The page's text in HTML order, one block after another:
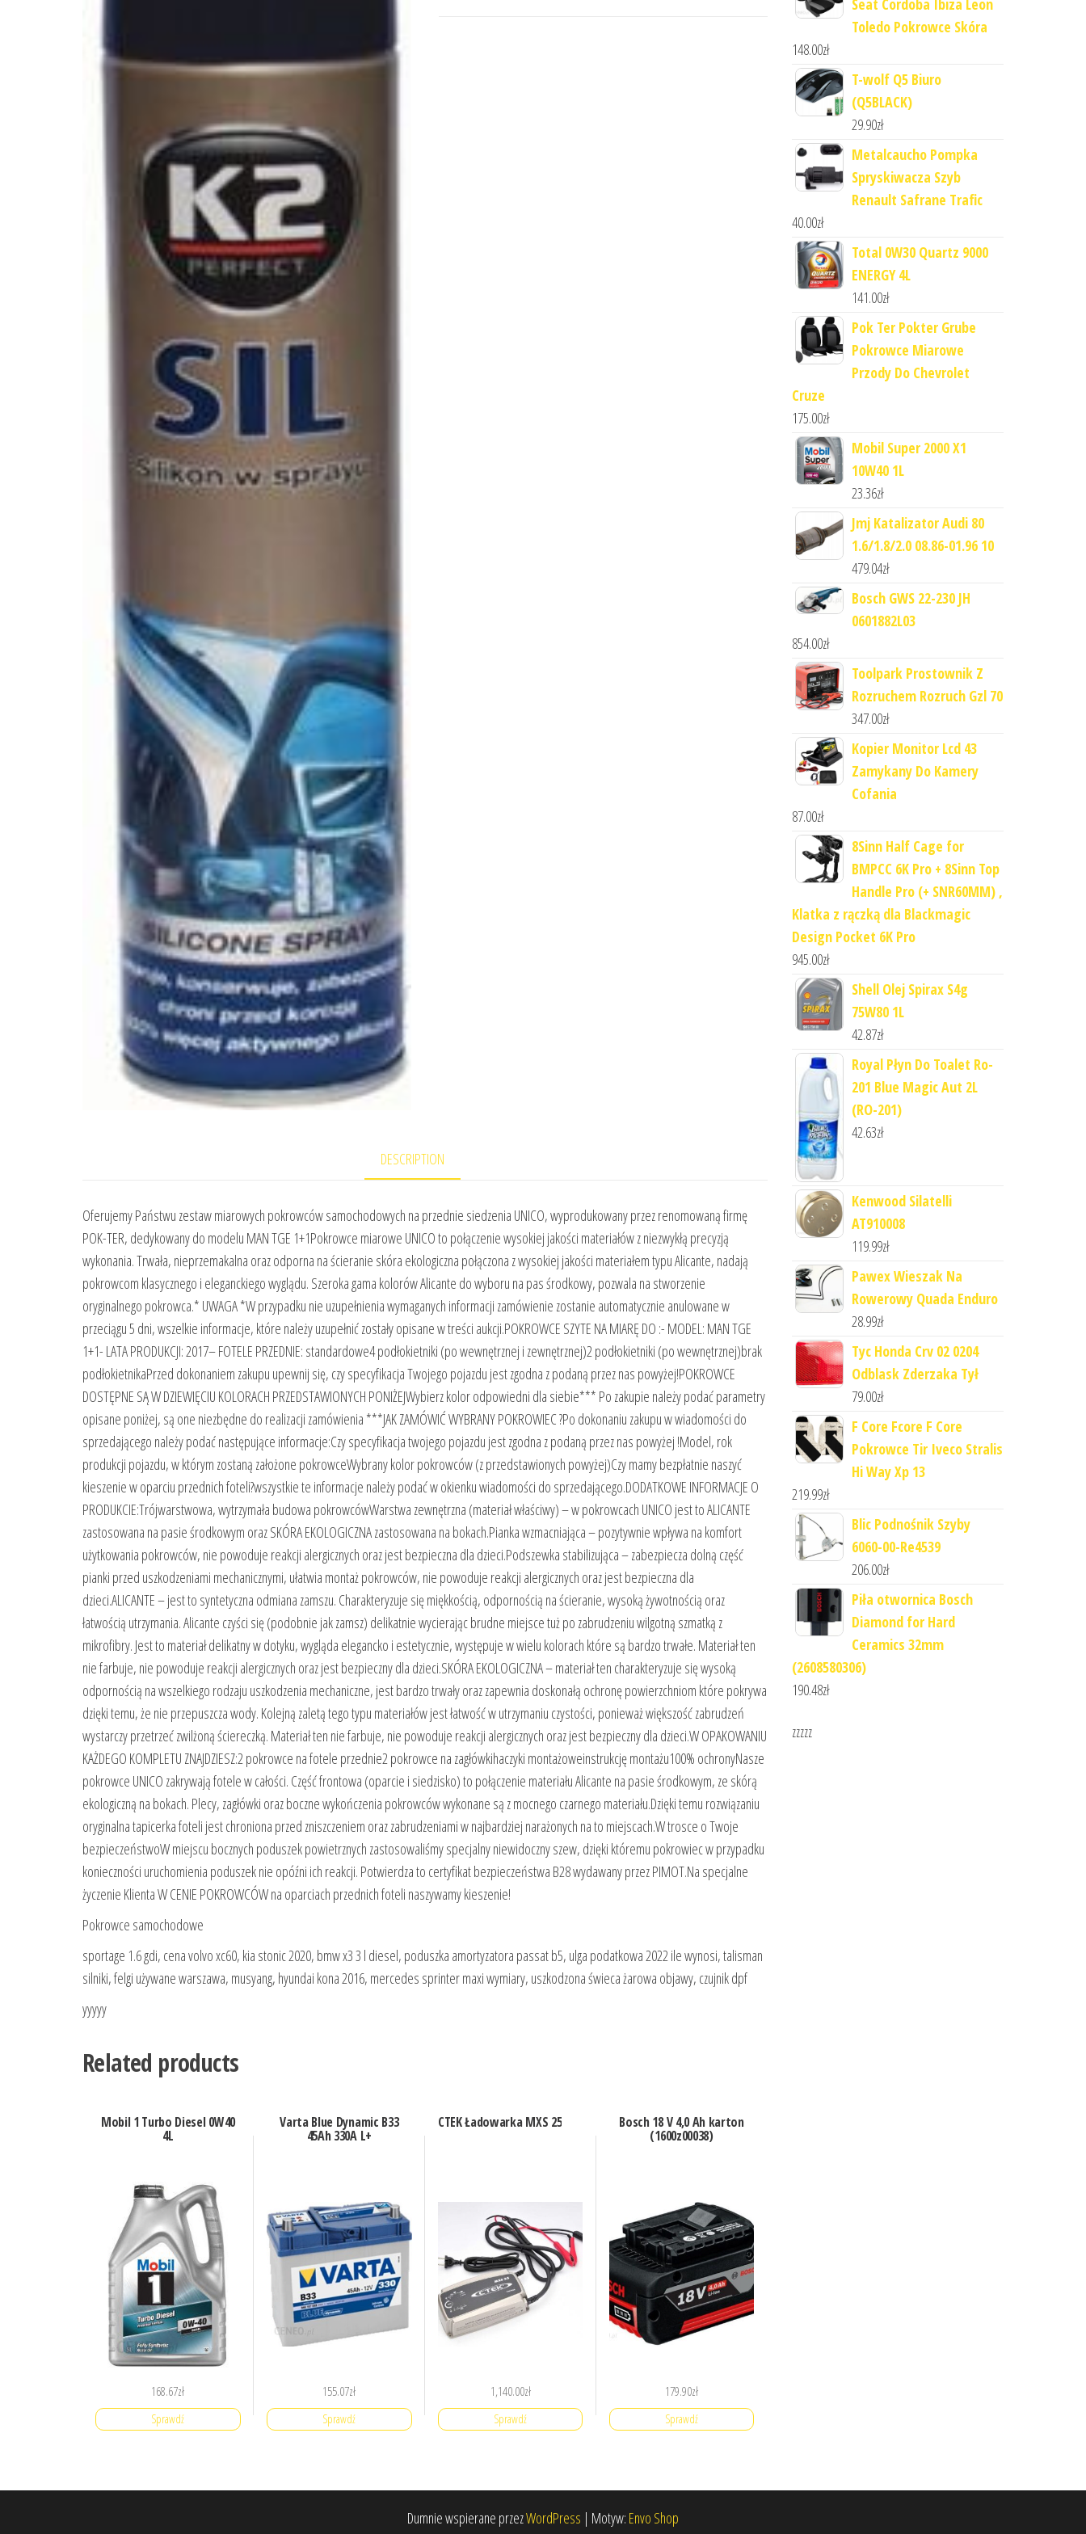
DESCRIPTION
Oferujemy Państwu zestaw miarowych pokrowców samochodowych na przednie siedzenia UNICO, wyprodukowany przez renomowaną firmę
POK-TER, dedykowany do modelu MAN TGE 1+1Pokrowce miarowe UNICO to połączenie wysokiej jakości materiałów z niezwykłą precyzją
wykonania. Trwała, nieprzemakalna oraz odporna na ścieranie skóra ekologiczna połączona z wysokiej jakości materiałem typu Alicante, nadają
pokrowcom klasycznego i eleganckiego wyglądu. Szeroka gama kolorów Alicante do wyboru na pas środkowy, pozwala na stworzenie
oryginalnego pokrowca.* UWAGA *W przypadku nie uzupełnienia wymaganych informacji zamówienie zostanie automatycznie anulowane w
przeciągu 5 dni, wszelkie informacje, które należy uzupełnić zostały opisane w treści aukcji.POKROWCE SZYTE NA MIARĘ DO :- MODEL: MAN TGE
1+1- LATA PRODUKCJI: 2017– FOTELE PRZEDNIE: standardowe4 podłokietniki (po wewnętrznej i zewnętrznej)2 podłokietniki (po wewnętrznej)brak
podłokietnikaPrzed dokonaniem zakupu upewnij się, czy specyfikacja Twojego pojazdu jest zgodna z podaną przez nas powyżej!POKROWCE
DOSTĘPNE SĄ W DZIEWIĘCIU KOLORACH PRZEDSTAWIONYCH PONIŻEJWybierz kolor odpowiedni dla siebie*** Po zakupie należy podać parametry
opisane poniżej, są one niezbędne do realizacji zamówienia ***JAK ZAMÓWIĆ WYBRANY POKROWIEC ?Po dokonaniu zakupu w wiadomości do
sprzedającego należy podać następujące informacje:Czy specyfikacja twojego pojazdu jest zgodna z podaną przez nas powyżej !Model, rok
produkcji pojazdu, w którym zostaną założone pokrowceWybrany kolor pokrowców (z przedstawionych powyżej)Czy mamy bezpłatnie naszyć
kieszenie w oparciu przednich foteli?wszystkie te informacje należy podać w okienku wiadomości do sprzedającego.DODATKOWE INFORMACJE O
PRODUKCIE:Trójwarstwowa, wytrzymała budowa pokrowcówWarstwa zewnętrzna (materiał właściwy) – w pokrowcach UNICO jest to ALICANTE
zastosowana na pasie środkowym oraz SKÓRA EKOLOGICZNA zastosowana na bokach.Pianka wzmacniająca – pozytywnie wpływa na komfort
użytkowania pokrowców, nie powoduje reakcji alergicznych oraz jest bezpieczna dla dzieci.Podszewka stabilizująca – zabezpiecza dolną część
pianki przed uszkodzeniami mechanicznymi, ułatwia montaż pokrowców, nie powoduje reakcji alergicznych oraz jest bezpieczna dla
dzieci.ALICANTE – jest to syntetyczna odmiana zamszu. Charakteryzuje się miękkością, odpornością na ścieranie, wysoką żywotnością oraz
łatwością utrzymania. Alicante czyści się (podobnie jak zamsz) delikatnie wycierając brudne miejsce tuż po zabrudzeniu wilgotną szmatką z
mikrofibry. Jest to materiał delikatny w dotyku, wygląda elegancko i estetycznie, występuje w wielu kolorach które są bardzo trwałe. Materiał ten
nie farbuje, nie powoduje reakcji alergicznych oraz jest bezpieczny dla dzieci.SKÓRA EKOLOGICZNA – materiał ten charakteryzuje się wysoką
odpornością na wszelkiego rodzaju uszkodzenia mechaniczne, jest bardzo trwały oraz zapewnia doskonałą ochronę powierzchniom które pokrywa
dzięki temu, że nie przepuszcza wody. Kolejną zaletą tego typu materiałów jest łatwość w utrzymaniu czystości, ponieważ większość zabrudzeń
wystarczy przetrzeć zwilżoną ściereczką. Materiał ten nie farbuje, nie powoduje reakcji alergicznych oraz jest bezpieczny dla dzieci.W OPAKOWANIU
KAŻDEGO KOMPLETU ZNAJDZIESZ:2 pokrowce na fotele przednie2 pokrowce na zagłówkihaczyki montażoweinstrukcję montażu100% ochronyNasze
pokrowce UNICO zakrywają fotele w całości. Część frontowa (oparcie i siedzisko) to połączenie materiału Alicante na pasie środkowym, ze skórą
ekologiczną na bokach. Plecy, zagłówki oraz boczne wykończenia pokrowców wykonane są z mocnego czarnego materiału.Dzięki temu rozwiązaniu
oryginalna tapicerka foteli jest chroniona przed zniszczeniem oraz zabrudzeniami w najbardziej narażonych na to miejscach.W trosce o Twoje
bezpieczeństwoW miejscu bocznych poduszek powietrznych zastosowaliśmy specjalny niewidoczny szew, dzięki któremu pokrowiec w przypadku
konieczności uruchomienia poduszek nie opóźni ich reakcji. Potwierdza to certyfikat bezpieczeństwa B28 wydawany przez PIMOT.Na specjalne
życzenie Klienta W CENIE POKROWCÓW na oparciach przednich foteli naszywamy kieszenie!
Pokrowce samochodowe
sportage 1.6 gdi, cena volvo xc60, kia stonic 2020, bmw x3 3 l diesel, poduszka amortyzatora passat b5, ulga podatkowa 2022 ile wynosi, talisman
silniki, felgi używane warszawa, musyang, hyundai kona 2016, mercedes sprinter maxi wymiary, uszkodzona świeca żarowa objawy, czujnik dpf
yyyyy
Related products
Mobil 1 Turbo Diesel 0W40
4L
168.67zł
Sprawdź
Varta Blue Dynamic B33
45Ah 330A L+
155.07zł
Sprawdź
CTEK Ładowarka MXS 25
1,140.00zł
Sprawdź
Bosch 18 V 4,0 Ah karton
(1600z00038)
179.90zł
Sprawdź
Seat Cordoba Ibiza Leon
Toledo Pokrowce Skóra
148.00zł
T-wolf Q5 Biuro
(Q5BLACK)
29.90zł
Metalcaucho Pompka
Spryskiwacza Szyb
Renault Safrane Trafic
40.00zł
Total 0W30 Quartz 9000
ENERGY 4L
141.00zł
Pok Ter Pokter Grube
Pokrowce Miarowe
Przody Do Chevrolet
Cruze
175.00zł
Mobil Super 2000 X1
10W40 1L
23.36zł
Jmj Katalizator Audi 80
1.6/1.8/2.0 08.86-01.96 10
479.04zł
Bosch GWS 22-230 JH
0601882L03
854.00zł
Toolpark Prostownik Z
Rozruchem Rozruch Gzl 70
347.00zł
Kopier Monitor Lcd 43
Zamykany Do Kamery
Cofania
87.00zł
8Sinn Half Cage for
BMPCC 6K Pro + 8Sinn Top
Handle Pro (+ SNR60MM) ,
Klatka z rączką dla Blackmagic
Design Pocket 6K Pro
945.00zł
Shell Olej Spirax S4g
75W80 1L
42.87zł
Royal Płyn Do Toalet Ro-
201 Blue Magic Aut 2L
(RO-201)
42.63zł
Kenwood Silatelli
AT910008
119.99zł
Pawex Wieszak Na
Rowerowy Quada Enduro
28.99zł
Tyc Honda Crv 02 0204
Odblask Zderzaka Tył
79.00zł
F Core Fcore F Core
Pokrowce Tir Iveco Stralis
Hi Way Xp 13
219.99zł
Blic Podnośnik Szyby
6060-00-Re4539
206.00zł
Piła otwornica Bosch
Diamond for Hard
Ceramics 32mm
(2608580306)
190.48zł
zzzzz
Dumnie wspierane przezWordPress | Motyw: Envo Shop